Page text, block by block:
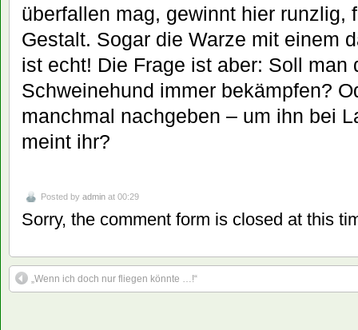
überfallen mag, gewinnt hier runzlig,
Gestalt. Sogar die Warze mit einem
ist echt! Die Frage ist aber: Soll man
Schweinehund immer bekämpfen?
manchmal nachgeben – um ihn bei
meint ihr?
Posted by admin at 00:29
Sorry, the comment form is closed at this
„Wenn ich doch nur fliegen könnte …!“